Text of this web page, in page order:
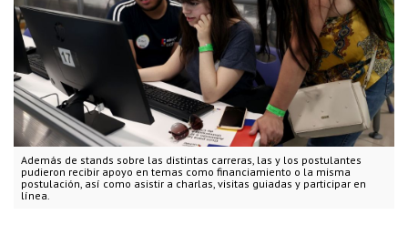
Además de stands sobre las distintas carreras, las y los postulantes
pudieron recibir apoyo en temas como financiamiento o la misma
postulación, así como asistir a charlas, visitas guiadas y participar en
línea.